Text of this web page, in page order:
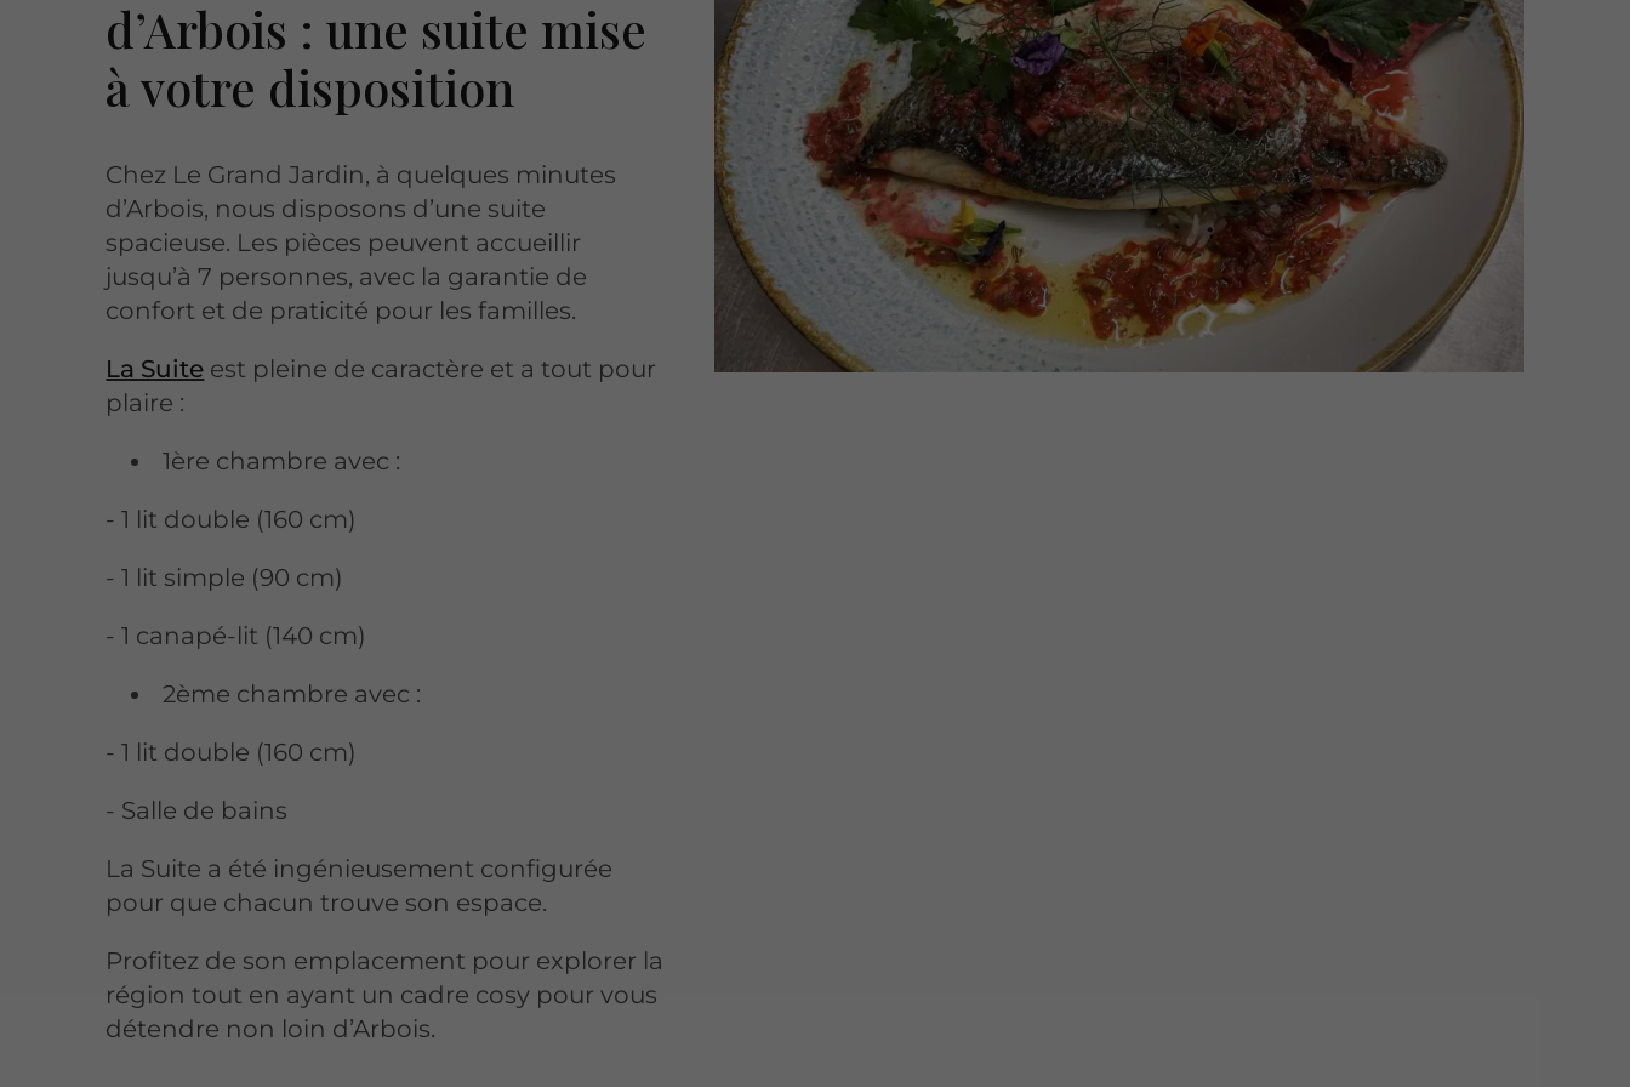
d’Arbois : une suite mise
à votre disposition
Chez Le Grand Jardin, à quelques minutes
d’Arbois, nous disposons d’une suite
spacieuse. Les pièces peuvent accueillir
jusqu’à 7 personnes, avec la garantie de
confort et de praticité pour les familles.
La Suite est pleine de caractère et a tout pour
plaire :
1ère chambre avec :
- 1 lit double (160 cm)
- 1 lit simple (90 cm)
- 1 canapé-lit (140 cm)
2ème chambre avec :
- 1 lit double (160 cm)
- Salle de bains
La Suite a été ingénieusement configurée
pour que chacun trouve son espace.
Profitez de son emplacement pour explorer la
région tout en ayant un cadre cosy pour vous
détendre non loin d’Arbois.